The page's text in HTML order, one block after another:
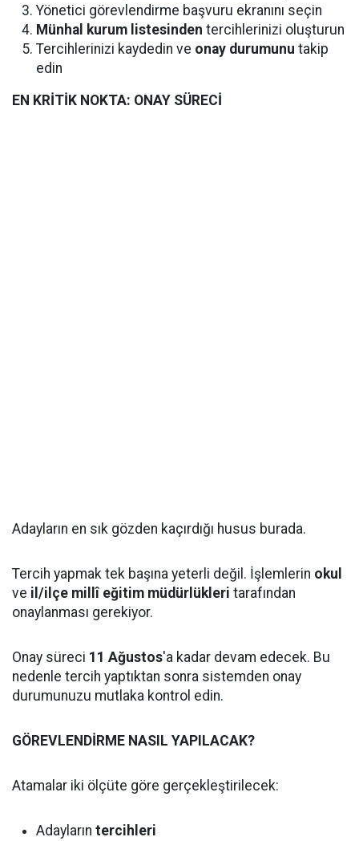
Yönetici görevlendirme başvuru ekranını seçin
Münhal kurum listesinden tercihlerinizi oluşturun
Tercihlerinizi kaydedin ve onay durumunu takip
edin
EN KRİTİK NOKTA: ONAY SÜRECİ
Adayların en sık gözden kaçırdığı husus burada.
Tercih yapmak tek başına yeterli değil. İşlemlerin okul
ve il/ilçe millî eğitim müdürlükleri tarafından
onaylanması gerekiyor.
Onay süreci 11 Ağustos'a kadar devam edecek. Bu
nedenle tercih yaptıktan sonra sistemden onay
durumunuzu mutlaka kontrol edin.
GÖREVLENDİRME NASIL YAPILACAK?
Atamalar iki ölçüte göre gerçekleştirilecek:
Adayların tercihleri